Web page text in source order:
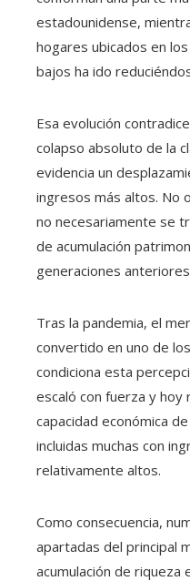
estadounidense,
hogares ubicados en
bajos ha ido
Esa evolución
colapso absoluto de la
evidencia un
ingresos más altos. No
no necesariamente se
de acumulación
generaciones
Tras la pandemia, el
convertido en uno de
condiciona esta
escaló con fuerza y hoy
capacidad económica
incluidas muchas con
relativamente altos.
Como consecuencia,
apartadas del principal
acumulación de riqueza